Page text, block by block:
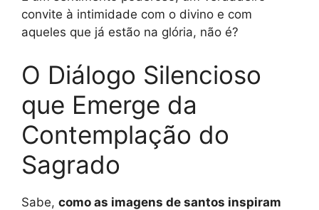
convite à intimidade com o divino e com
aqueles que já estão na glória, não é?
O Diálogo Silencioso
que Emerge da
Contemplação do
Sagrado
Sabe, como as imagens de santos inspiram